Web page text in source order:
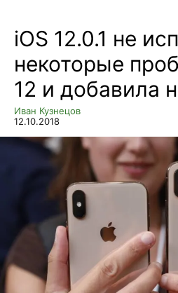
iOS 12.0.1 не
некоторые
12 и добавила
Иван Кузнецов
12.10.2018